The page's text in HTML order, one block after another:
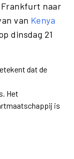
naar
van Kenya
dinsdag 21
dat de
Het
is